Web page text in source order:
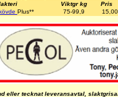
Viktgr kg
Pris
Plus** 75-99,9 15,00
eller tecknat leveransavtal,